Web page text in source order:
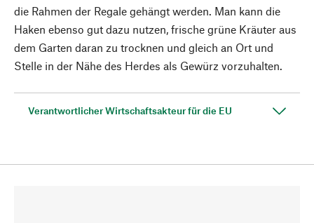
die Rahmen der Regale gehängt werden. Man kann die
Haken ebenso gut dazu nutzen, frische grüne Kräuter aus
dem Garten daran zu trocknen und gleich an Ort und
Stelle in der Nähe des Herdes als Gewürz vorzuhalten.
Verantwortlicher Wirtschaftsakteur für die EU